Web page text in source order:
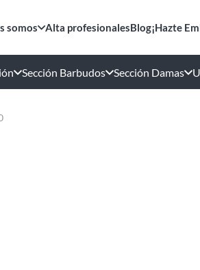
somos Alta profesionalesBlog¡Hazte
Sección Barbudos Sección Damas